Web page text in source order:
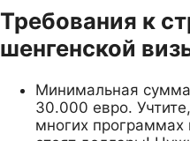
Требования к
шенгенской
Минимальная
30.000 евро.
многих программах